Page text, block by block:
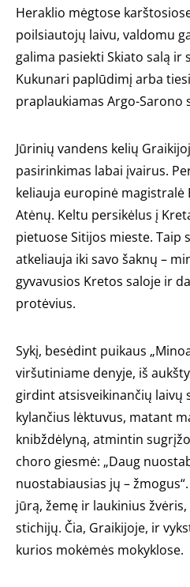
Heraklio mėgtose
poilsiautojų laivu, valdomu
galima pasiekti Skiato salą ir
Kukunari paplūdimį arba
praplaukiamas Argo-Sarono
Jūrinių vandens kelių
pasirinkimas labai įvairus.
keliauja europinė magistralė
Atėnų. Keltu persikėlus į
pietuose Sitijos mieste. Taip
atkeliauja iki savo šaknų –
gyvavusios Kretos saloje ir
protėvius.
Sykį, besėdint puikaus
viršutiniame denyje, iš
girdint atsisveikinančių laivų
kylančius lėktuvus, matant
knibždėlyną, atmintin
choro giesmė: „Daug
nuostabiausias jų –
jūrą, žemę ir laukinius
stichijų. Čia, Graikijoje, ir
kurios mokėmės mokyklose.